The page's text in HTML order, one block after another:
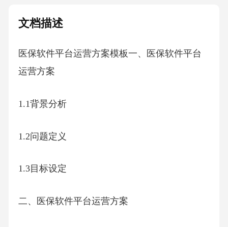
文档描述
医保软件平台运营方案模板一、医保软件平台
运营方案
1.1背景分析
1.2问题定义
1.3目标设定
二、医保软件平台运营方案